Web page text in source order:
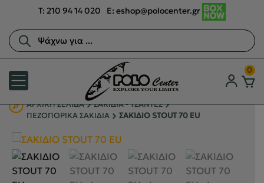
T: 210 94 14 020 E:eshop@polocenter.gr
0
Αναζήτηση
προϊόντων
ΑΡΧΙΚΉ ΣΕΛΊΔΑ
ΣΑΚΙΔΙΑ - ΤΣΑΝΤΕΣ
ΠΕΖΟΠΟΡΙΚΑ ΣΑΚΙΔΙΑ
ΣΑΚΙΔΙΟ STOUT 70 EU